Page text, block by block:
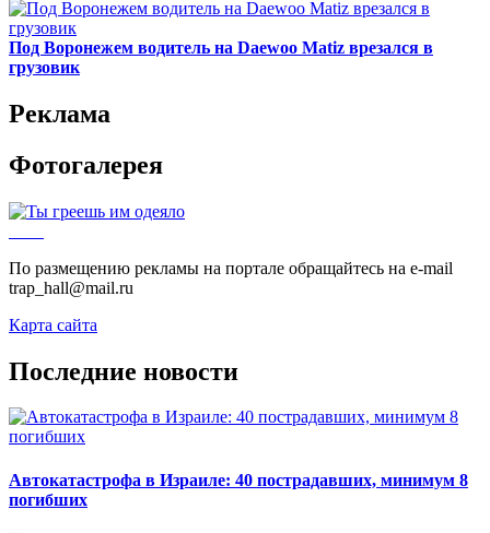
Под Воронежем водитель на Daewoo Matiz врезался в
грузовик
Реклама
Фотогалерея
По размещению рекламы на портале обращайтесь на e-mail
trap_hall@mail.ru
Карта сайта
Последние новости
Автокатастрофа в Израиле: 40 пострадавших, минимум 8
погибших